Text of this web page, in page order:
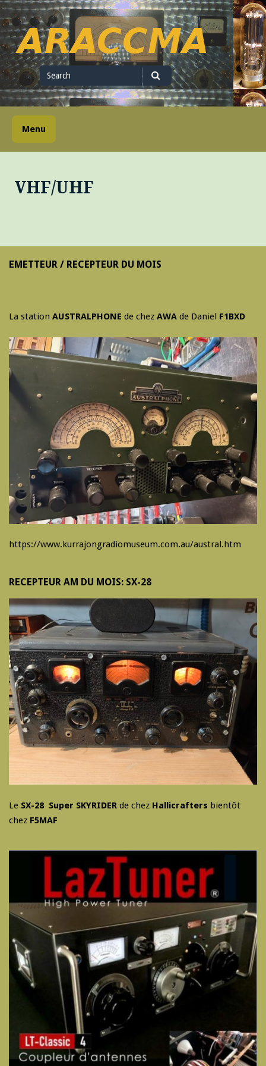
Skip
to
content
ARACCMA
Search
for
Search
Menu
VHF/UHF
EMETTEUR / RECEPTEUR DU MOIS
La station AUSTRALPHONE de chez AWA de Daniel F1BXD
https://www.kurrajongradiomuseum.com.au/austral.htm
RECEPTEUR AM DU MOIS: SX-28
Le SX-28 Super SKYRIDER de chez Hallicrafters bientôt
chez F5MAF